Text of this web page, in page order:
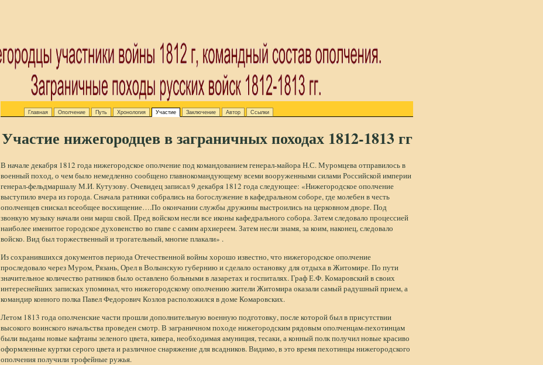
Главная Ополчение Путь Хронология Участие Заключение Автор Ссылки
Участие нижегородцев в заграничных походах 1812-1813 гг
В начале декабря 1812 года нижегородское ополчение под командованием генерал-майора Н.С. Муромцева отправилось в
военный поход, о чем было немедленно сообщено главнокомандующему всеми вооруженными силами Российской империи
генерал-фельдмаршалу М.И. Кутузову. Очевидец записал 9 декабря 1812 года следующее: «Нижегородское ополчение
выступило вчера из города. Сначала ратники собрались на богослужение в кафедральном соборе, где молебен в честь
ополченцев снискал всеобщее восхищение….По окончании службы дружины выстроились на церковном дворе. Под
звонкую музыку начали они марш свой. Пред войском несли все иконы кафедрального собора. Затем следовало процессией
наиболее именитое городское духовенство во главе с самим архиереем. Затем несли знамя, за коим, наконец, следовало
войско. Вид был торжественный и трогательный, многие плакали» .
Из сохранившихся документов периода Отечественной войны хорошо известно, что нижегородское ополчение
проследовало через Муром, Рязань, Орел в Волынскую губернию и сделало остановку для отдыха в Житомире. По пути
значительное количество ратников было оставлено больными в лазаретах и госпиталях. Граф Е.Ф. Комаровский в своих
интереснейших записках упоминал, что нижегородскому ополчению жители Житомира оказали самый радушный прием, а
командир конного полка Павел Федорович Козлов расположился в доме Комаровских.
Летом 1813 года ополченские части прошли дополнительную военную подготовку, после которой был в присутствии
высокого воинского начальства проведен смотр. В заграничном походе нижегородским рядовым ополченцам-пехотинцам
были выданы новые кафтаны зеленого цвета, кивера, необходимая амуниция, тесаки, а конный полк получил новые красиво
оформленные куртки серого цвета и различное снаряжение для всадников. Видимо, в это время пехотинцы нижегородского
ополчения получили трофейные ружья.